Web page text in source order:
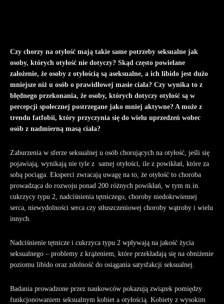
Czy chorzy na otyłość mają takie same potrzeby seksualne jak
osoby, których otyłość nie dotyczy? Skąd często powielane
założenie, że osoby z otyłością są aseksualne, a ich libido jest dużo
mniejsze niż u osób o prawidłowej masie ciała? Czy wynika to z
błędnego przekonania, że osoby, których dotyczy otyłość są w
percepcji społecznej postrzegane jako mniej aktywne? A może z
trendu fatfobii, który przyczynia się do wielu uprzedzeń wobec
osób z nadmierną masą ciała?
Zaburzenia w sferze seksualnej u osób chorujących na otyłość, jeśli się
pojawiają, wynikają nie tyle z samej otyłości, ile z powikłań, które za
sobą pociąga. Eksperci zwracają uwagę na to, że otyłość to choroba
prowadząca do rozwoju ponad 200 różnych powikłań, w tym m.in.
cukrzycy typu 2, nadciśnienia tętniczego, choroby niedokrwiennej
serca, niewydolności serca czy stłuszczeniowej choroby wątroby i wielu
innych.
Nadciśnienie tętnicze i cukrzyca typu 2 wpływają na jakość życia
seksualnego – problemy z krążeniem, które przekładają się na obniżenie
poziomu libido oraz zdolność do osiągania satysfakcji seksualnej.
Badania prowadzone przez naukowców pokazują związek pomiędzy
funkcjonowaniem seksualnym kobiet a otyłością. Kobiety z wysokim